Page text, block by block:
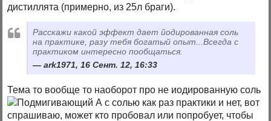
дистиллята (примерно, из 25л браги).
Расскажи какой эффект дает йодированная соль
на практике, разу тебя богатый опыт...Всегда с
практиком интересно пообщаться.
ark1971, 16 Сент. 12, 16:33
Тема то вообще то наоборот про не иодированную соль
А с солью как раз практики и нет, вот
спрашиваю, может кто пробовал или попробует, чтобы